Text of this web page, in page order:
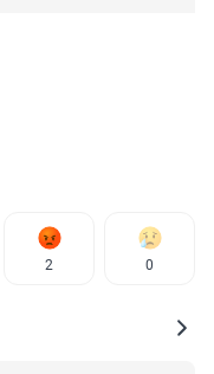
2 0